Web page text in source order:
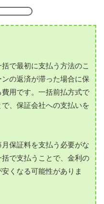
で最初に支払う方法のこ
の返済が滞った場合に保
用です。一括前払方式で
、保証会社への支払いを
保証料を支払う必要がな
で支払うことで、金利の
くなる可能性がありま